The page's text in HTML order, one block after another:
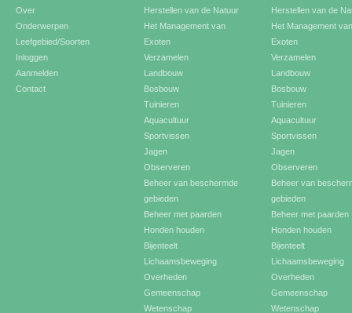
Over
Onderwerpen
Leefgebied/Soorten
Inloggen
Aanmelden
Contact
Herstellen van de Natuur
Het Management van
Exoten
Verzamelen
Landbouw
Bosbouw
Tuinieren
Aquacultuur
Sportvissen
Jagen
Observeren
Beheer van beschermde
gebieden
Beheer met paarden
Honden houden
Bijenteelt
Lichaamsbeweging
Overheden
Gemeenschap
Wetenschap
Herstellen van de
Het Management
Exoten
Verzamelen
Landbouw
Bosbouw
Tuinieren
Aquacultuur
Sportvissen
Jagen
Observeren
Beheer van
gebieden
Beheer met paarden
Honden houden
Bijenteelt
Lichaamsbeweging
Overheden
Gemeenschap
Wetenschap